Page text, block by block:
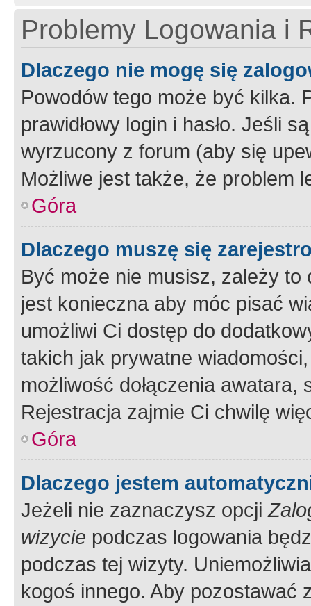
Problemy Logowania i
Dlaczego nie mogę się
Powodów tego może być kilka.
prawidłowy login i hasło. Jeśli
wyrzucony z forum (aby się
Możliwe jest także, że problem
Góra
Dlaczego muszę się
Być może nie musisz, zależy
jest konieczna aby móc pisać
umożliwi Ci dostęp do
takich jak prywatne
możliwość dołączenia
Rejestracja zajmie Ci chwilę
Góra
Dlaczego jestem
Jeżeli nie zaznaczysz opcji
wizycie podczas logowania
podczas tej wizyty.
kogoś innego. Aby pozostawać